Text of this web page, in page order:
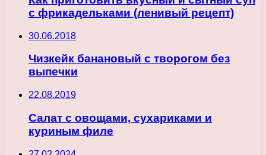
с фрикадельками (ленивый рецепт)
30.06.2018
Чизкейк банановый с творогом без
выпечки
22.08.2019
Салат с овощами, сухариками и
куриным филе